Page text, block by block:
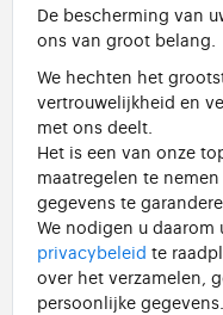
De bescherming van
ons van groot belang.
We hechten het
vertrouwelijkheid en
met ons deelt.
Het is een van onze
maatregelen te
gegevens te
We nodigen u
privacybeleid te
over het verzamelen,
persoonlijke gegevens.